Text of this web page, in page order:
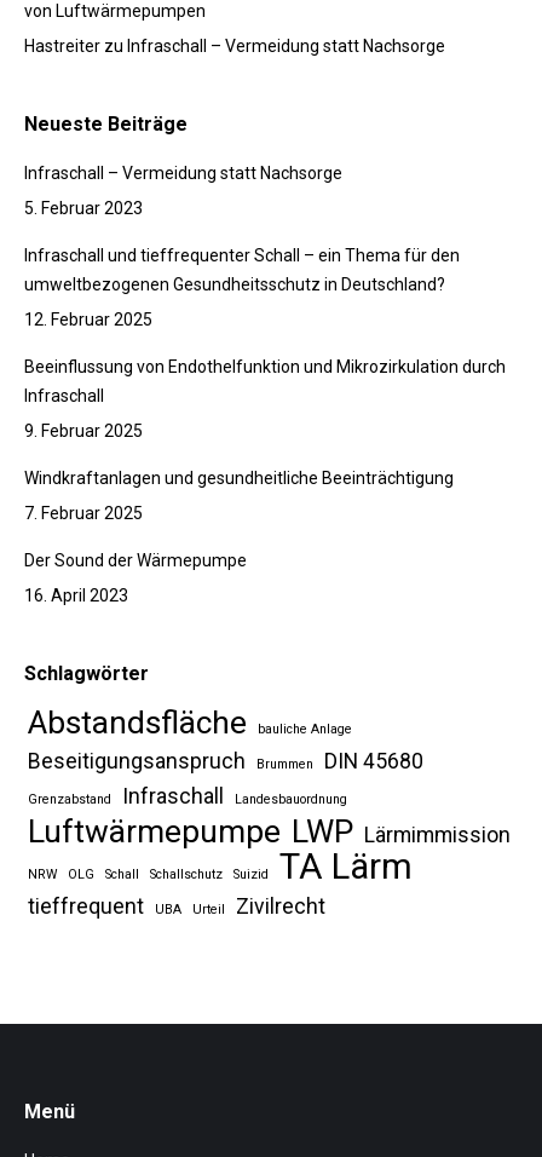
von Luftwärmepumpen
Hastreiter zu Infraschall – Vermeidung statt Nachsorge
Neueste Beiträge
Infraschall – Vermeidung statt Nachsorge
5. Februar 2023
Infraschall und tieffrequenter Schall – ein Thema für den
umweltbezogenen Gesundheitsschutz in Deutschland?
12. Februar 2025
Beeinflussung von Endothelfunktion und Mikrozirkulation durch
Infraschall
9. Februar 2025
Windkraftanlagen und gesundheitliche Beeinträchtigung
7. Februar 2025
Der Sound der Wärmepumpe
16. April 2023
Schlagwörter
Abstandsfläche bauliche Anlage
Beseitigungsanspruch Brummen DIN 45680
Grenzabstand Infraschall Landesbauordnung
Luftwärmepumpe LWP Lärmimmission
NRW OLG Schall Schallschutz Suizid TA Lärm
tieffrequent UBA Urteil Zivilrecht
Menü